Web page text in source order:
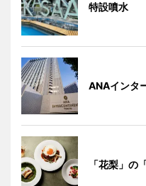
特設噴水
ANAインタ
「花梨」の